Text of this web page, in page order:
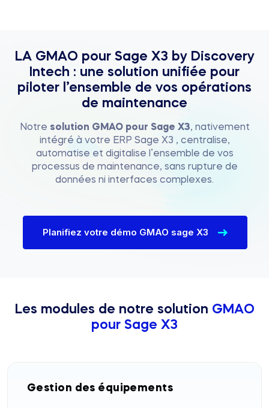
LA GMAO pour Sage X3 by Discovery
Intech : une solution unifiée pour
piloter l’ensemble de vos opérations
de maintenance
Notre solution GMAO pour Sage X3, nativement
intégré à votre ERP Sage X3 , centralise,
automatise et digitalise l’ensemble de vos
processus de maintenance, sans rupture de
données ni interfaces complexes.
Planifiez votre démo GMAO sage X3
Les modules de notre solution GMAO
pour Sage X3
Gestion des équipements